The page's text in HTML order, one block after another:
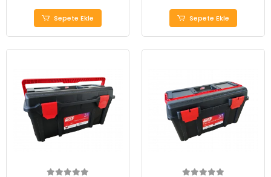
Sepete Ekle Sepete Ekle